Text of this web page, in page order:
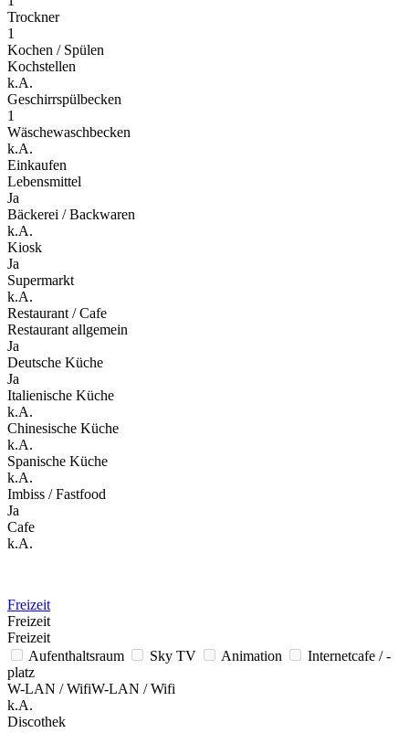
Trockner
1
Kochen / Spülen
Kochstellen
k.A.
Geschirrspülbecken
1
Wäschewaschbecken
k.A.
Einkaufen
Lebensmittel
Ja
Bäckerei / Backwaren
k.A.
Kiosk
Ja
Supermarkt
k.A.
Restaurant / Cafe
Restaurant allgemein
Ja
Deutsche Küche
Ja
Italienische Küche
k.A.
Chinesische Küche
k.A.
Spanische Küche
k.A.
Imbiss / Fastfood
Ja
Cafe
k.A.
Freizeit
Freizeit
Freizeit
Aufenthaltsraum
Sky TV Animation
Internetcafe / -
platz
W-LAN / WifiW-LAN / Wifi
k.A.
Discothek